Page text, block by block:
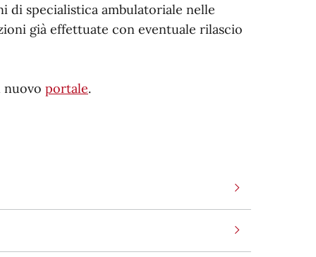
di specialistica ambulatoriale nelle
già effettuate con eventuale rilascio
nuovo portale.